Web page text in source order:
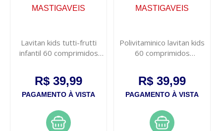
Lavitan kids tutti-frutti
infantil 60 comprimidos
R$ 39,99
PAGAMENTO À VISTA
Polivitaminico lavitan kids
60 comprimidos
R$ 39,99
PAGAMENTO À VISTA